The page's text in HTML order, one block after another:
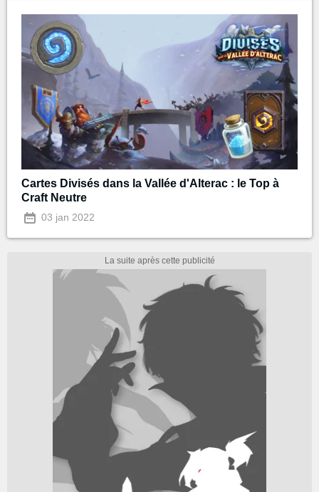
Cartes Divisés dans la Vallée d'Alterac : le Top à
Craft Neutre
03 jan 2022